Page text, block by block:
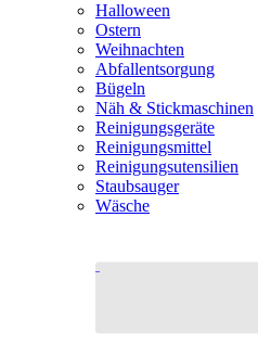
Halloween
Ostern
Weihnachten
Abfallentsorgung
Bügeln
Näh & Stickmaschinen
Reinigungsgeräte
Reinigungsmittel
Reinigungsutensilien
Staubsauger
Wäsche